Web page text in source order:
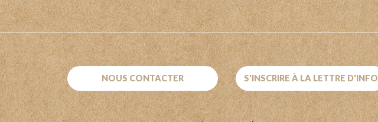
NOUS CONTACTER S'INSCRIRE À LA LETTRE D'INFO